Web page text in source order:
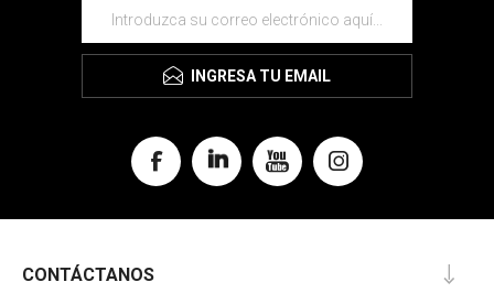
INGRESA TU EMAIL
CONTÁCTANOS